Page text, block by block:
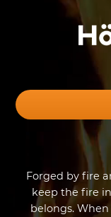
Forged by fire
keep the fire
belongs.